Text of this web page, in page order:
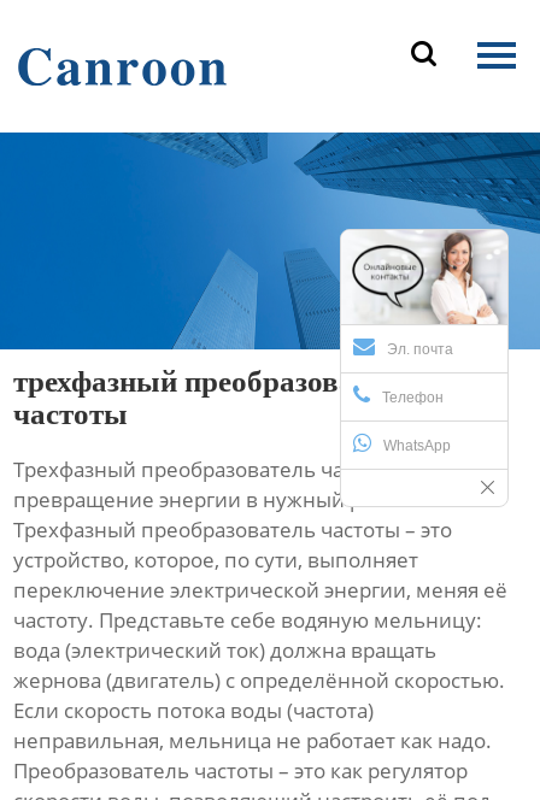

Продукция
Эл. почта
Телефон
WhatsApp
трехфазный преобразователь
частоты
Трехфазный преобразователь частоты:
превращение энергии в нужный ритм
Трехфазный преобразователь частоты – это
устройство, которое, по сути, выполняет
переключение электрической энергии, меняя её
частоту. Представьте себе водяную мельницу:
вода (электрический ток) должна вращать
жернова (двигатель) с определённой скоростью.
Если скорость потока воды (частота)
неправильная, мельница не работает как надо.
Преобразователь частоты – это как регулятор